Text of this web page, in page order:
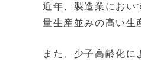
近年、製造業におい
量生産並みの高い生
また、少子高齢化に